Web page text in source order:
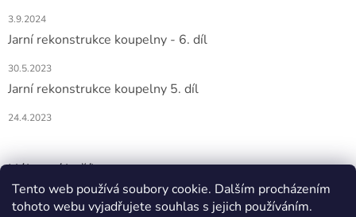
Tento web používá soubory cookie. Dalším procházením
tohoto webu vyjadřujete souhlas s jejich používáním.
3.9.2024
Jarní rekonstrukce koupelny - 6. díl
30.5.2023
Jarní rekonstrukce koupelny 5. díl
24.4.2023
Nákupní košík
0KS /0 KČ